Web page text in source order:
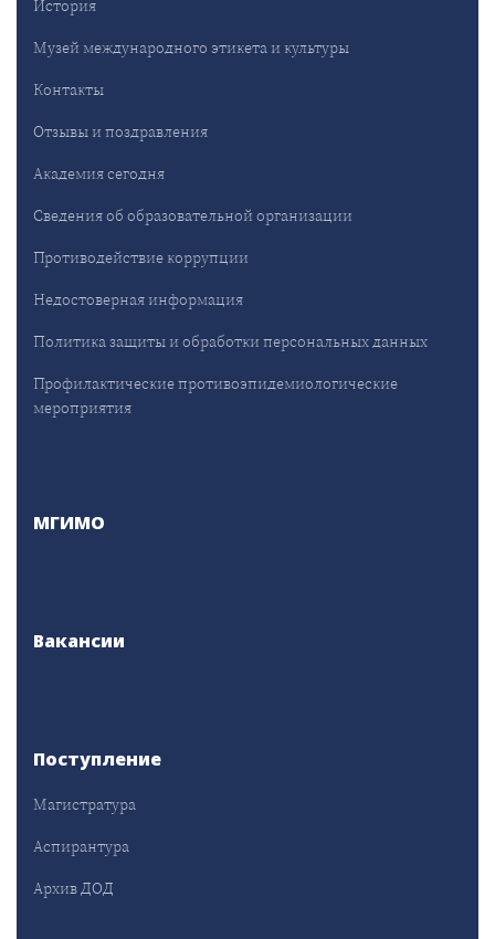
История
Музей международного этикета и культуры
Контакты
Отзывы и поздравления
Академия сегодня
Сведения об образовательной организации
Противодействие коррупции
Недостоверная информация
Политика защиты и обработки персональных данных
Профилактические противоэпидемиологические
мероприятия
МГИМО
Вакансии
Поступление
Магистратура
Аспирантура
Архив ДОД